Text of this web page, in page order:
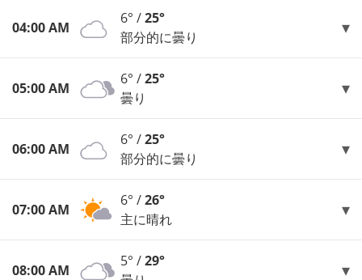
04:00 AM
6° /25°
部分的に曇り
05:00 AM
6° /25°
曇り
06:00 AM
6° /25°
部分的に曇り
07:00 AM
6° /26°
主に晴れ
08:00 AM
5° /29°